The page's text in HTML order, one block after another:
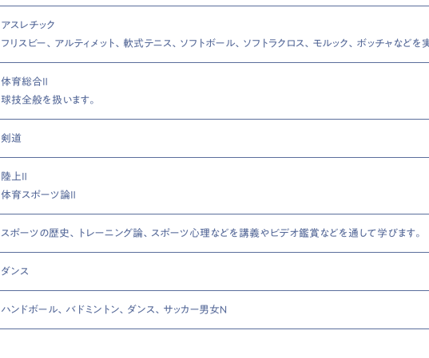
アスレチック
フリスビー、アルティメット、軟式テニス、ソフトボール、ソフトラクロス、モルック、ボッチャなどを
体育総合Ⅱ
球技全般を扱います。
剣道
陸上Ⅱ
体育スポーツ論Ⅱ
スポーツの歴史、トレーニング論、スポーツ心理などを講義やビデオ鑑賞などを通して学びます。
ダンス
ハンドボール、バドミントン、ダンス、サッカー男女Ｎ